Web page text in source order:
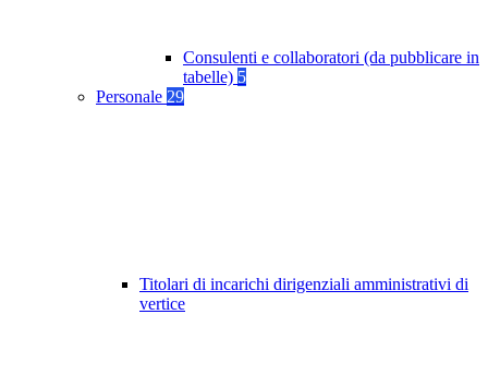
Consulenti e collaboratori (da pubblicare in
tabelle) 5
Personale 29
Titolari di incarichi dirigenziali amministrativi di
vertice